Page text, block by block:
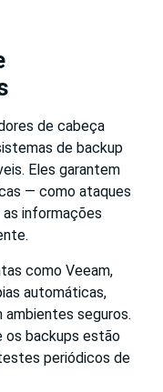
de cabeça
de backup
Eles garantem
— como ataques
informações
como Veeam,
automáticas,
seguros.
os backups estão
periódicos de